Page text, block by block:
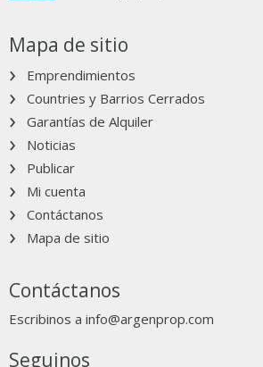
Mapa de sitio
Emprendimientos
Countries y Barrios Cerrados
Garantías de Alquiler
Noticias
Publicar
Mi cuenta
Contáctanos
Mapa de sitio
Contáctanos
Escribinos a info@argenprop.com
Seguinos